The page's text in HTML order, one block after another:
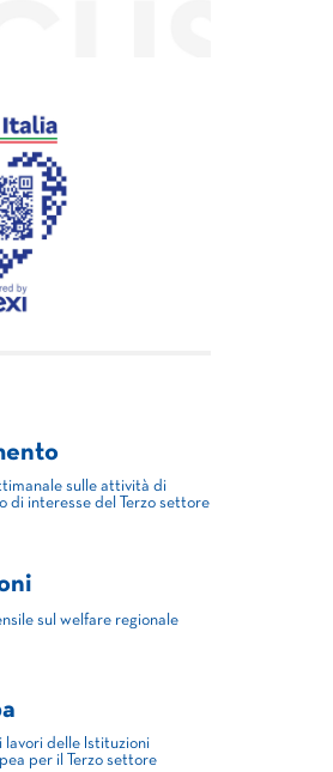
sulle attività di
di interesse del Terzo settore
sul welfare regionale
lavori delle Istituzioni
per il Terzo settore